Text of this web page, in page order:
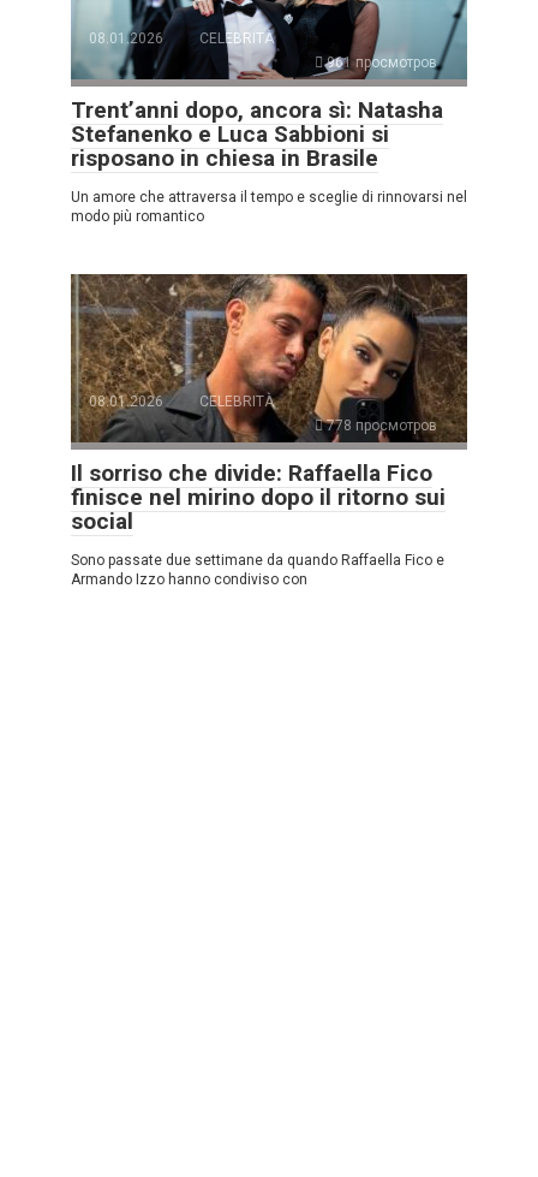
08.01.2026
CELEBRITÀ
961 просмотров
Trent’anni dopo, ancora sì: Natasha
Stefanenko e Luca Sabbioni si
risposano in chiesa in Brasile
Un amore che attraversa il tempo e sceglie di rinnovarsi nel
modo più romantico
08.01.2026
CELEBRITÀ
778 просмотров
Il sorriso che divide: Raffaella Fico
finisce nel mirino dopo il ritorno sui
social
Sono passate due settimane da quando Raffaella Fico e
Armando Izzo hanno condiviso con